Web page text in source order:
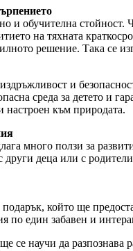
и обучителна
на тяхната
решение. Така се
и
среда за детето и
настроен към природата.
много ползи за
други деца или с
който ще
по един забавен и
се научи да